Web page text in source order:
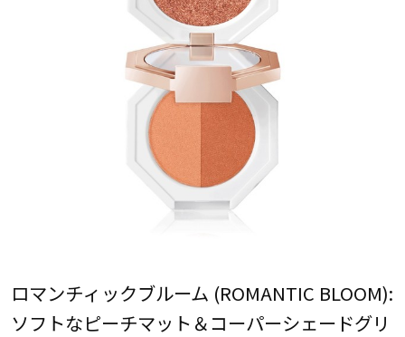
ロマンチィックブルーム (ROMANTIC BLOOM):
ソフトなピーチマット＆コーパーシェードグリ